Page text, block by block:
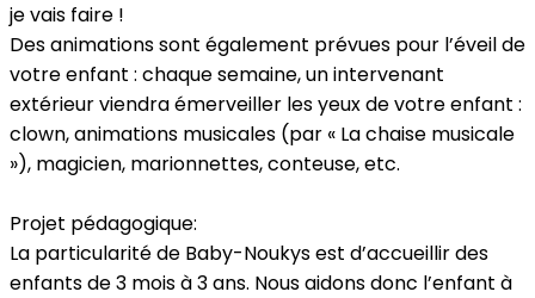
je vais faire !
Des animations sont également prévues pour l’éveil de
votre enfant : chaque semaine, un intervenant
extérieur viendra émerveiller les yeux de votre enfant :
clown, animations musicales (par « La chaise musicale
»), magicien, marionnettes, conteuse, etc.
Projet pédagogique:
La particularité de Baby-Noukys est d’accueillir des
enfants de 3 mois à 3 ans. Nous aidons donc l’enfant à